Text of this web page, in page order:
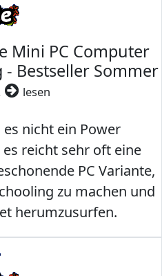
Mini PC Computer
Bestseller Sommer
lesen
nicht ein Power
reicht sehr oft eine
PC Variante,
zu machen und
herumzusurfen.